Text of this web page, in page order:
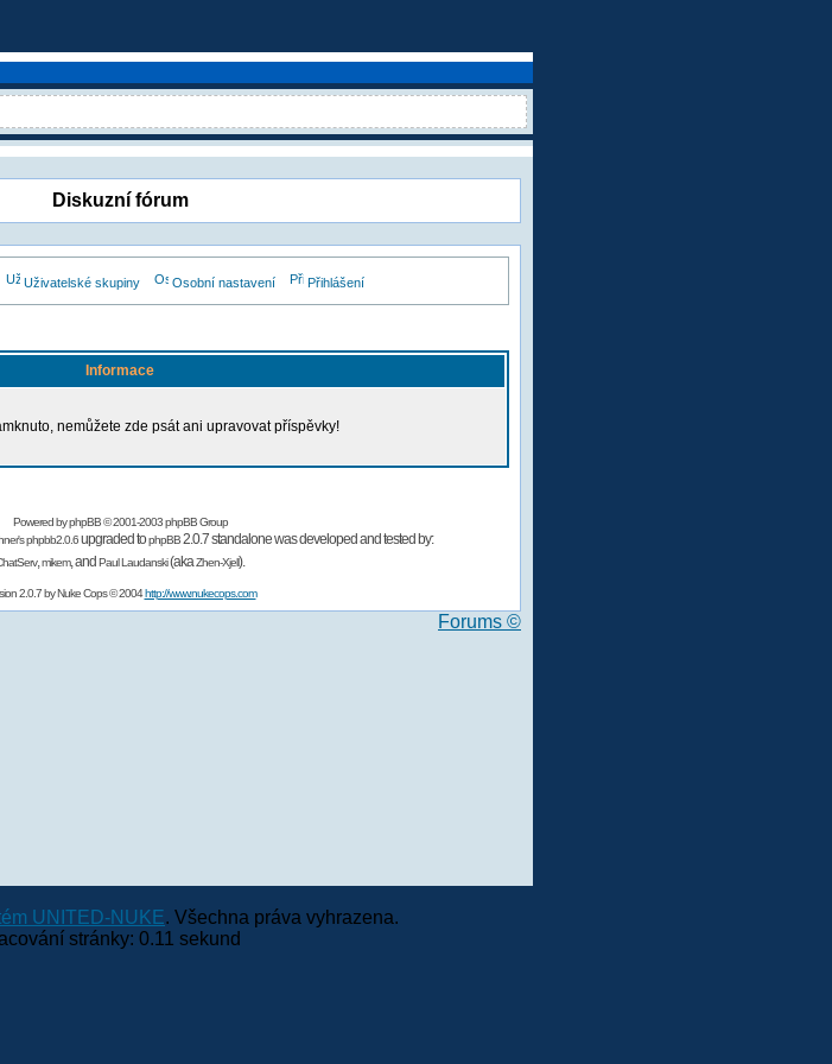
Diskuzní fórum
Uživatelské skupiny Osobní nastavení Přihlášení
Informace
nemůžete zde psát ani upravovat příspěvky!
Powered byphpBB© 2001-2003 phpBB Group
phpbb2.0.6upgraded tophpBB2.0.7 standalone was developed and tested by:
,mikem,and Paul Laudanski(akaZhen-Xjell).
2.0.7 byNuke Cops© 2004http://www.nukecops.com
Forums ©
UNITED-NUKE. Všechna práva vyhrazena.
stránky: 0.11 sekund